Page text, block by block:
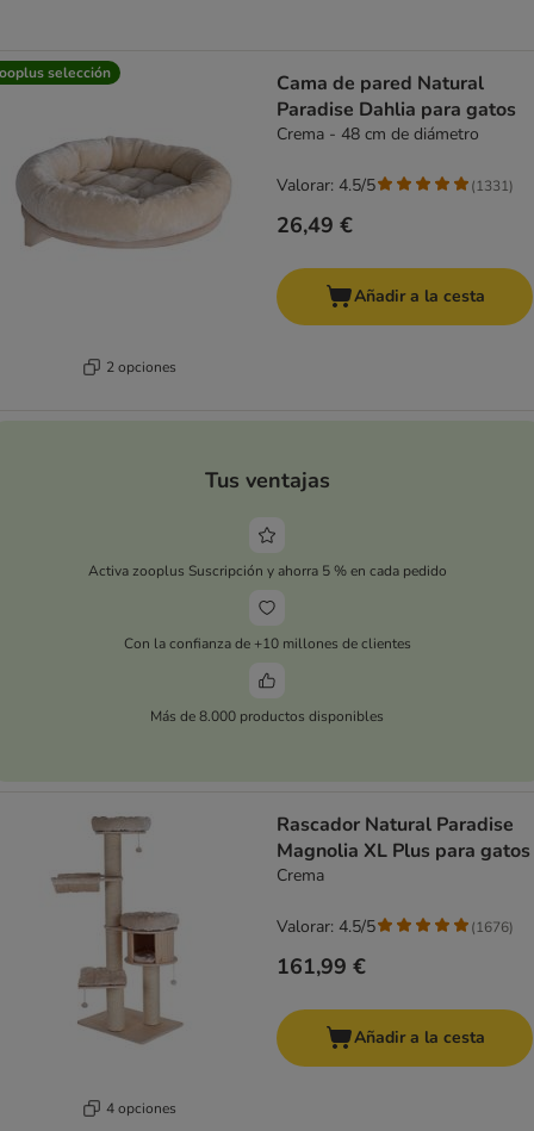
selección
2 opciones
Cama de pared Natural
Paradise Dahlia para gatos
Crema - 48 cm de diámetro
26,49 €
Valorar: 4.5/5 (1331)
Añadir a la cesta
Tus ventajas
Activa zooplus Suscripción y ahorra 5 % en cada pedido
Con la confianza de +10 millones de clientes
Más de 8.000 productos disponibles
4 opciones
Rascador Natural Paradise
Magnolia XL Plus para gatos
Crema
161,99 €
Valorar: 4.5/5 (1676)
Añadir a la cesta